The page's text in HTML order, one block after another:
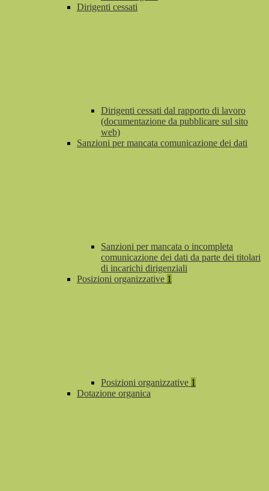
Dirigenti cessati
Dirigenti cessati dal rapporto di lavoro
(documentazione da pubblicare sul sito
web)
Sanzioni per mancata comunicazione dei dati
Sanzioni per mancata o incompleta
comunicazione dei dati da parte dei titolari
di incarichi dirigenziali
Posizioni organizzative 1
Posizioni organizzative 1
Dotazione organica